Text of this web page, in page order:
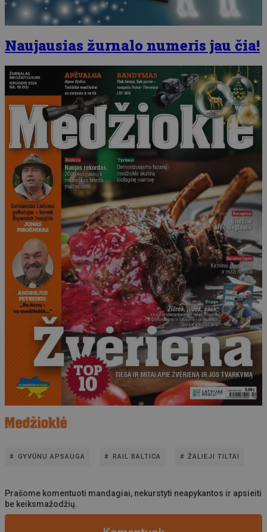
Naujausias žurnalo numeris jau čia!
GYVŪNU APSAUGA RAIL BALTICA ŽALIEJI TILTAI
Prašome komentuoti mandagiai, nekurstyti neapykantos ir apsieiti
be keiksmažodžių.